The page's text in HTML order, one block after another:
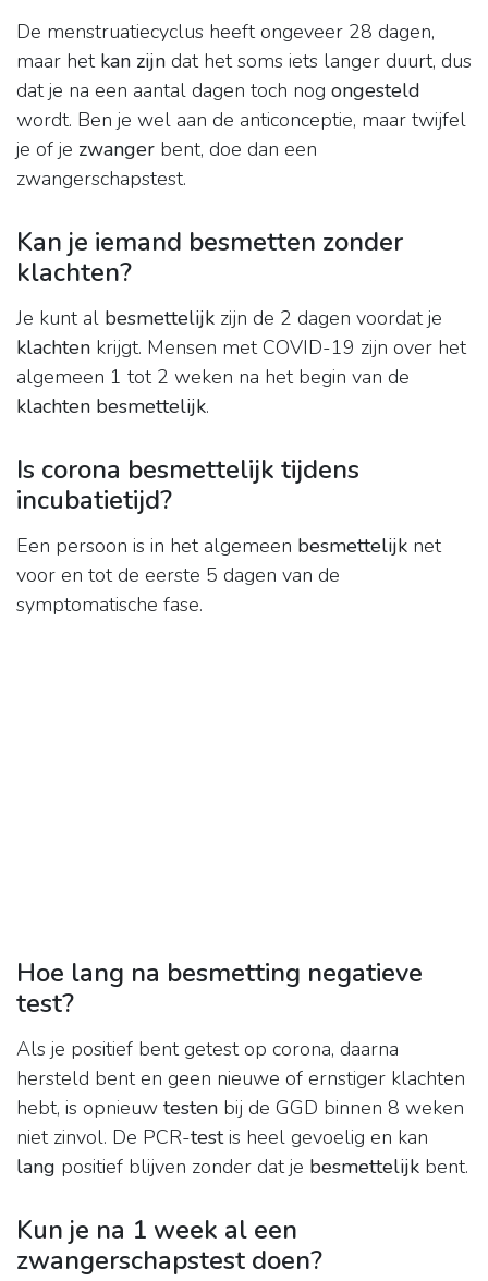
De menstruatiecyclus heeft ongeveer 28 dagen,
maar het kan zijn dat het soms iets langer duurt, dus
dat je na een aantal dagen toch nog ongesteld
wordt. Ben je wel aan de anticonceptie, maar twijfel
je of je zwanger bent, doe dan een
zwangerschapstest.
Kan je iemand besmetten zonder
klachten?
Je kunt al besmettelijk zijn de 2 dagen voordat je
klachten krijgt. Mensen met COVID-19 zijn over het
algemeen 1 tot 2 weken na het begin van de
klachten besmettelijk.
Is corona besmettelijk tijdens
incubatietijd?
Een persoon is in het algemeen besmettelijk net
voor en tot de eerste 5 dagen van de
symptomatische fase.
Hoe lang na besmetting negatieve
test?
Als je positief bent getest op corona, daarna
hersteld bent en geen nieuwe of ernstiger klachten
hebt, is opnieuw testen bij de GGD binnen 8 weken
niet zinvol. De PCR-testis heel gevoelig en kan
lang positief blijven zonder dat je besmettelijk bent.
Kun je na 1 week al een
zwangerschapstest doen?